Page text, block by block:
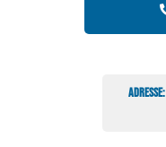
Adresse: